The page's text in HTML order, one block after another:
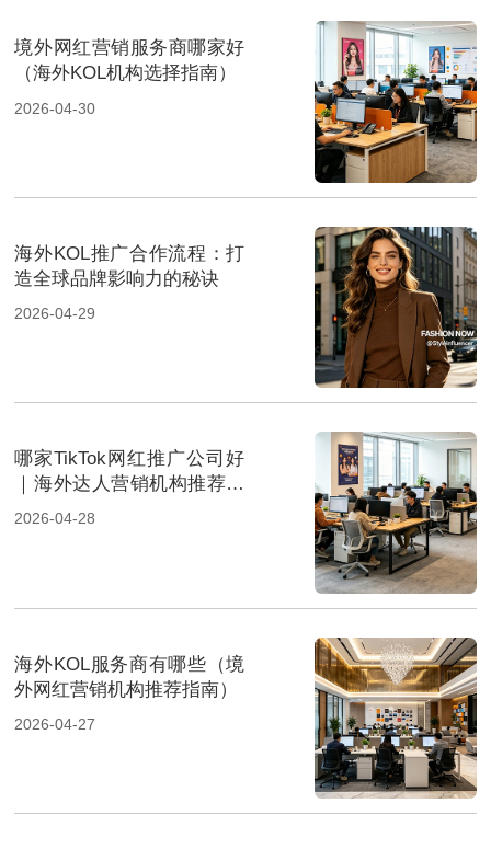
境外网红营销服务商哪家好
（海外KOL机构选择指南）
2026-04-30
海外KOL推广合作流程：打
造全球品牌影响力的秘诀
2026-04-29
哪家TikTok网红推广公司好
｜海外达人营销机构推荐指
南
2026-04-28
海外KOL服务商有哪些（境
外网红营销机构推荐指南）
2026-04-27